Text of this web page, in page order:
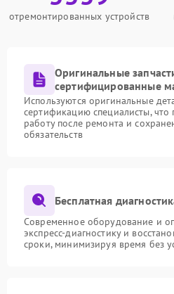
отремонтированных устройств
Оригинальные
сертифицированные
Используются оригинальные
сертификацию специалисты, что
работу после ремонта и
обязательств
Бесплатная
Современное оборудование и
экспресс-диагностику и
сроки, минимизируя время без